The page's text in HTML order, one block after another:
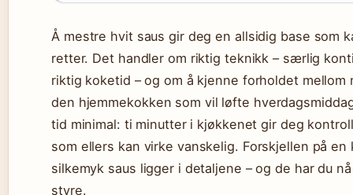
Å mestre hvit saus gir deg en allsidig base som
retter. Det handler om riktig teknikk – særlig
riktig koketid – og om å kjenne forholdet
den hjemmekokken som vil løfte
tid minimal: ti minutter i kjøkkenet gir deg
som ellers kan virke vanskelig. Forskjellen på en
silkemyk saus ligger i detaljene – og de har du
styre.